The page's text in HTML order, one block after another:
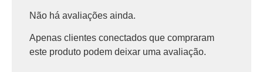
Não há avaliações ainda.
Apenas clientes conectados que compraram
este produto podem deixar uma avaliação.